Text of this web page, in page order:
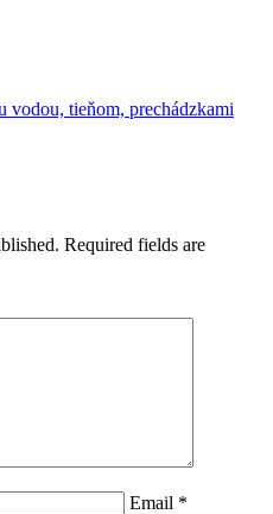
vodou, tieňom, prechádzkami
Required fields are
Email *